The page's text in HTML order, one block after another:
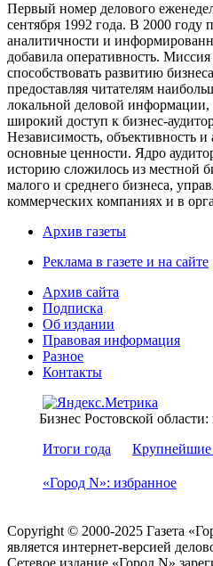
Первый номер делового
сентября 1992 года. В 2000 году
аналитичности и
добавила оперативность.
способствовать развитию
предоставляя читателям
локальной деловой информации,
широкий доступ к бизнес-
Независимость, объективность и
основные ценности. Ядро
историю сложилось из местной
малого и среднего бизнеса,
коммерческих компаниях и в
Архив газеты
Реклама в газете и на сайте
Архив сайта
Подписка
Об издании
Правовая информация
Разное
Контакты
Бизнес Ростовской
Итоги года
Крупнейшие
«Город N»: избранное
Copyright © 2000-2025 Газета
является интернет-версией
Сетевое издание «Город N»